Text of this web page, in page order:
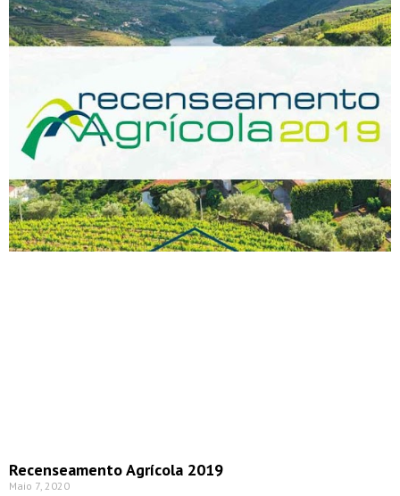
Recenseamento Agrícola 2019
Maio 7, 2020